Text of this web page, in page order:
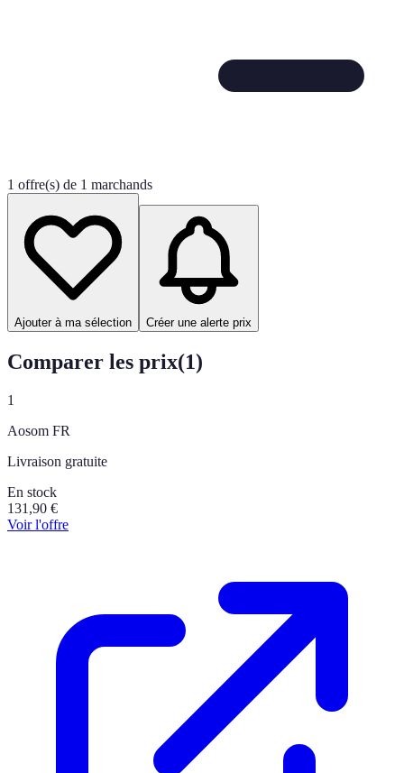
1 offre(s) de 1 marchands
Ajouter à ma sélection Créer une alerte prix
Comparer les prix(1)
1
Aosom FR
Livraison gratuite
En stock
131,90 €
Voir l'offre